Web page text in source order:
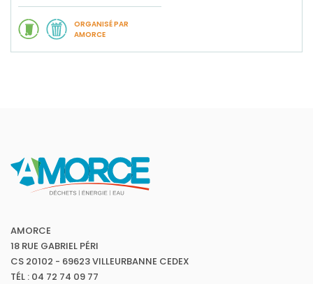
ORGANISÉ PAR
AMORCE
AMORCE
18 RUE GABRIEL PÉRI
CS 20102 - 69623 VILLEURBANNE CEDEX
TÉL : 04 72 74 09 77